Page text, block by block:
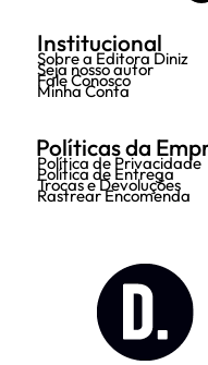
Institucional
Sobre a Editora Diniz
Seja nosso autor
Fale Conosco
Minha Conta
Políticas da
Política de Privacidade
Política de Entrega
Trocas e Devoluções
Rastrear Encomenda